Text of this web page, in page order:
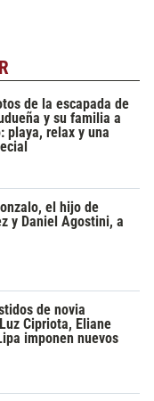
de la escapada de
y su familia a
playa, relax y una
el hijo de
y Daniel Agostini, a
de novia
Cipriota, Eliane
imponen nuevos